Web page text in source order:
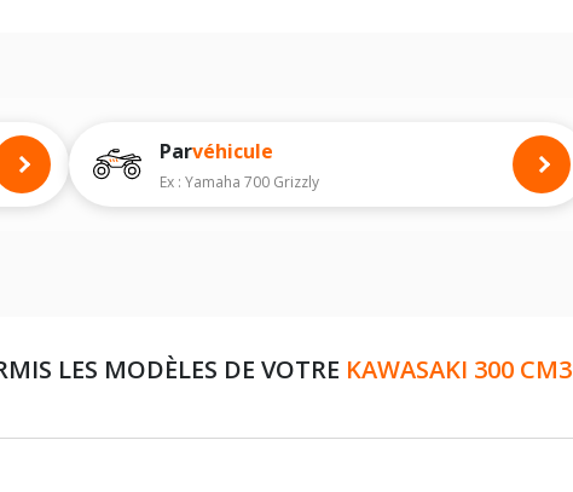
Parvéhicule
Ex : Yamaha 700 Grizzly
LES MODÈLES DE VOTRE KAWASAKI 300 CM3